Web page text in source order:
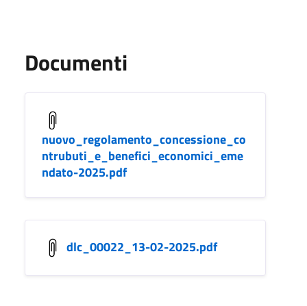
Documenti
nuovo_regolamento_concessione_co
ntrubuti_e_benefici_economici_eme
ndato-2025.pdf
dlc_00022_13-02-2025.pdf